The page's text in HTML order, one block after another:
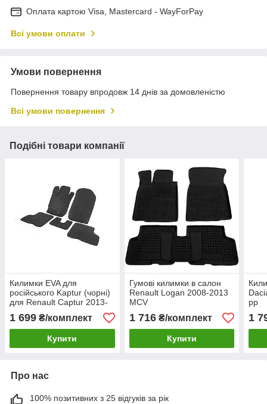
Оплата картою Visa, Mastercard - WayForPay
Всі умови оплати
Умови повернення
Повернення товару впродовж 14 днів за домовленістю
Всі умови повернення
Подібні товари компанії
Килимки EVA для
російського Kaptur (чорні)
для Renault Captur 2013-
1 699 ₴/комплект
Купити
Гумові килимки в салон
Renault Logan 2008-2013
MCV
1 716₴/комплект
Купити
рр
1
Про нас
100% позитивних з 25 відгуків за рік